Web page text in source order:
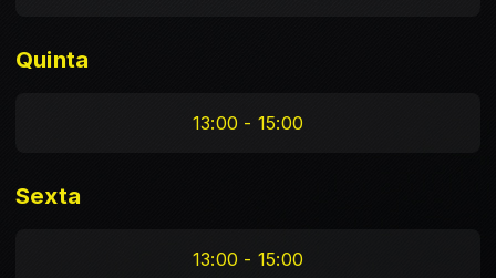
Quinta
13:00 - 15:00
Sexta
13:00 - 15:00